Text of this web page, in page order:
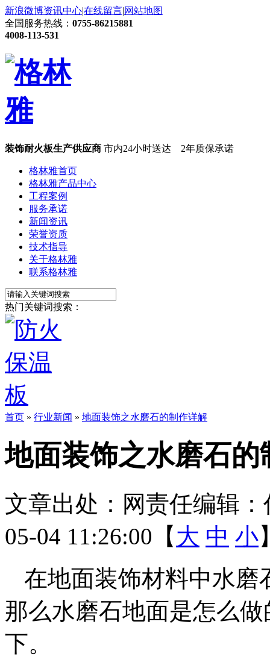
新浪微博资讯中心|在线留言|网站地图
全国服务热线： 0755-86215881
4008-113-531
装饰耐火板生产供应商 市内24小时送达 2年质保承诺
格林雅首页
格林雅产品中心
工程案例
服务承诺
新闻资讯
荣誉资质
技术指导
关于格林雅
联系格林雅
热门关键词搜索：
首页 » 行业新闻 » 地面装饰之水磨石的制作详解
地面装饰之水磨石的
文章出处： 网责任编辑：
05-04 11:26:00【 大 中 小
在地面装饰材料中水磨
那么水磨石地面是怎么
下。